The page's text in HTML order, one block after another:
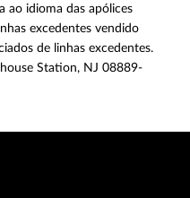
ao idioma das apólices
excedentes vendido
de linhas excedentes.
Station, NJ 08889-